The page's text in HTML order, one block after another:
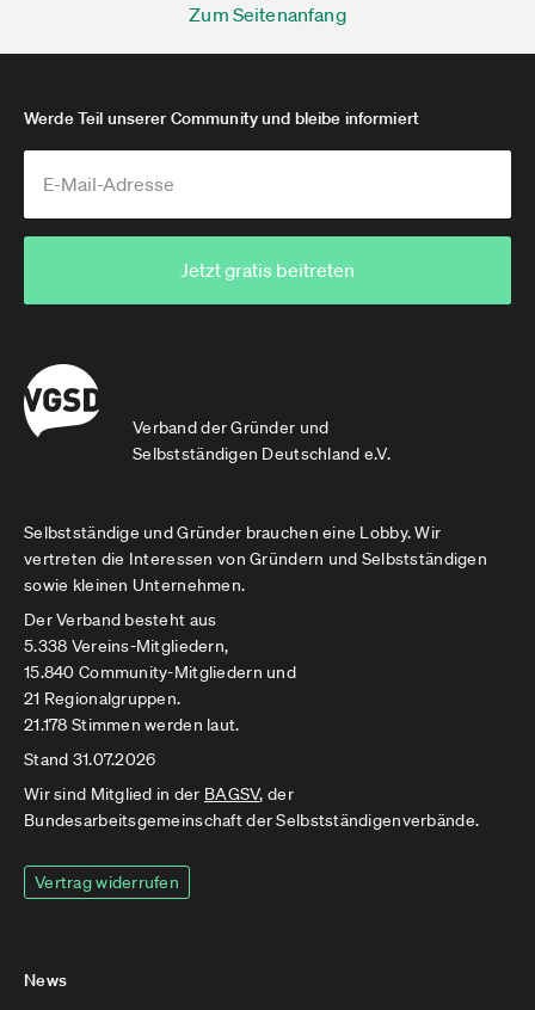
Zum Seitenanfang
Verband der Gründer und
Selbstständigen Deutschland e.V.
Werde Teil unserer Community und bleibe informiert
Jetzt gratis beitreten
Selbstständige und Gründer brauchen eine Lobby. Wir
vertreten die Interessen von Gründern und Selbstständigen
sowie kleinen Unternehmen.
Der Verband besteht aus
5.338 Vereins-Mitgliedern,
15.840 Community-Mitgliedern und
21 Regionalgruppen.
21.178 Stimmen werden laut.
Stand 31.07.2026
Wir sind Mitglied in der BAGSV, der
Bundesarbeitsgemeinschaft der Selbstständigenverbände.
Vertrag widerrufen
News